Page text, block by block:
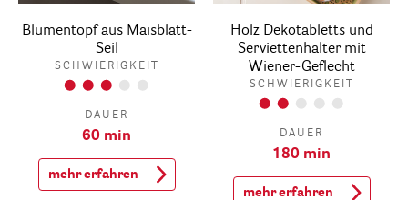
Blumentopf aus Maisblatt-
Seil
SCHWIERIGKEIT
DAUER
60 min
mehr erfahren
Holz Dekotabletts und
Serviettenhalter mit
Wiener-Geflecht
SCHWIERIGKEIT
DAUER
180 min
mehr erfahren